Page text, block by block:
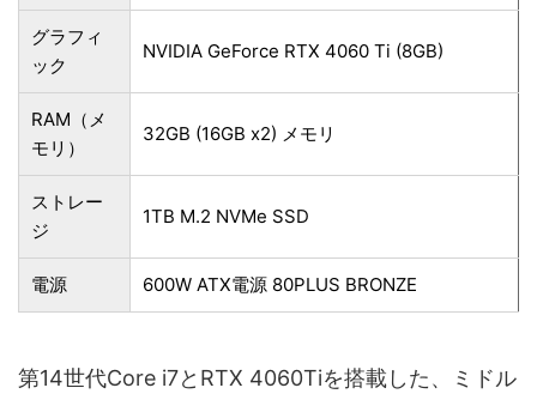
グラフィ
ック
NVIDIA GeForce RTX 4060 Ti (8GB)
RAM（メ
モリ）
32GB (16GB x2) メモリ
ストレー
ジ
1TB M.2 NVMe SSD
電源 600W ATX電源 80PLUS BRONZE
第14世代Core i7とRTX 4060Tiを搭載した、ミドル